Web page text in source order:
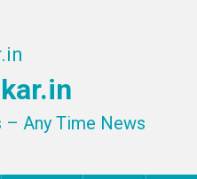
– Any Time News